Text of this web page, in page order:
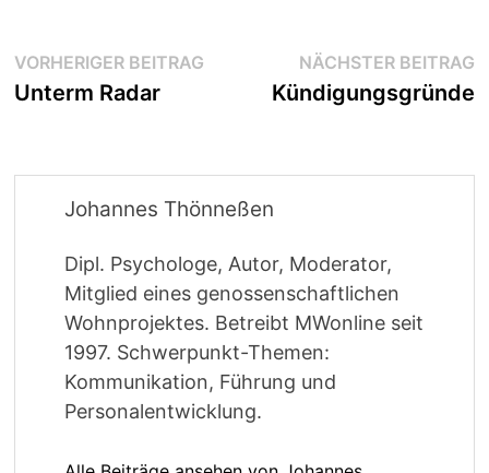
Beitragsnavigation
VORHERIGER BEITRAG Vorheriger
Beitrag:
Unterm Radar
NÄCHSTER BEITRAG
Kündigungsgründe
Johannes Thönneßen
Dipl. Psychologe, Autor, Moderator,
Mitglied eines genossenschaftlichen
Wohnprojektes. Betreibt MWonline seit
1997. Schwerpunkt-Themen:
Kommunikation, Führung und
Personalentwicklung.